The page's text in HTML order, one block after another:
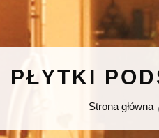
PŁYTKI
Strona główna